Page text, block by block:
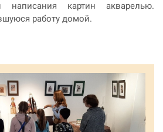
написания картин акварелью.
работу домой.